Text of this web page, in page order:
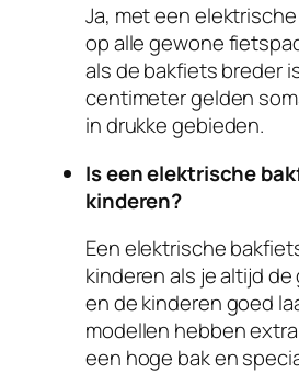
Ja, met een
op alle gewone
als de bakfiets breder
centimeter gelden
in drukke gebieden.
Is een elektrische
kinderen?
Een elektrische
kinderen als je altijd
en de kinderen goed
modellen hebben
een hoge bak en